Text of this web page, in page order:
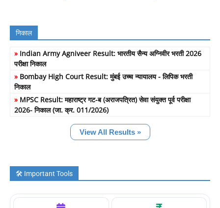
निकाल
» Indian Army Agniveer Result: भारतीय सैन्य अग्निवीर भरती 2026
परीक्षा निकाल
» Bombay High Court Result: मुंबई उच्च न्यायालय - लिपिक भरती
निकाल
» MPSC Result: महाराष्ट्र गट-ब (अराजपत्रित) सेवा संयुक्त पूर्व परीक्षा
2026- निकाल (जा. क्र. 011/2026)
View All Results »
🛠️ Important Tools